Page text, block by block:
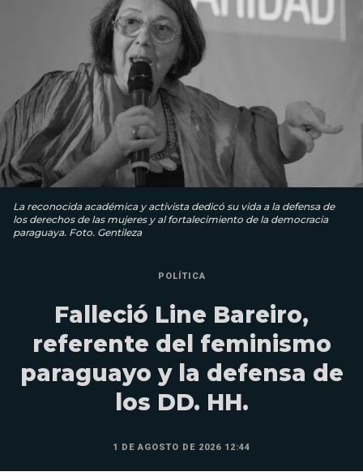
La reconocida académica y activista dedicó su vida a la defensa de
los derechos de las mujeres y al fortalecimiento de la democracia
paraguaya. Foto. Gentileza
POLÍTICA
Falleció Line Bareiro,
referente del feminismo
paraguayo y la defensa de
los DD. HH.
1 DE AGOSTO DE 2026 12:44